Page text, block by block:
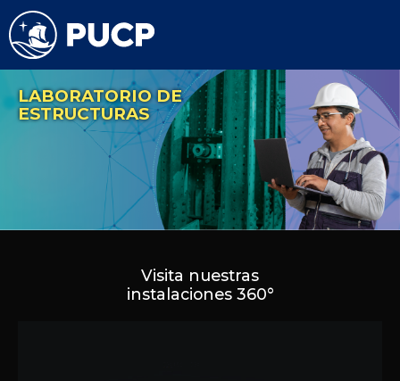
LABORATORIO DE
ESTRUCTURAS
Visita nuestras
instalaciones 360°